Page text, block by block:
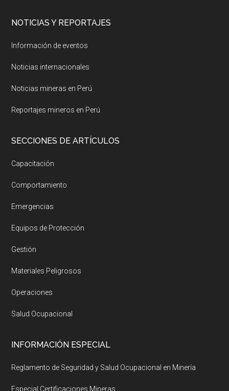
NOTICIAS Y REPORTAJES
Información de eventos
Noticias internacionales
Noticias mineras en Perú
Reportajes mineros en Perú
SECCIONES DE ARTÍCULOS
Capacitación
Comportamiento
Emergencias
Equipos de Protección
Gestión
Materiales Peligrosos
Operaciones
Salud Ocupacional
INFORMACIÓN ESPECIAL
Reglamento de Seguridad y Salud Ocupacional en Minería
Especial Certificaciones Mineras